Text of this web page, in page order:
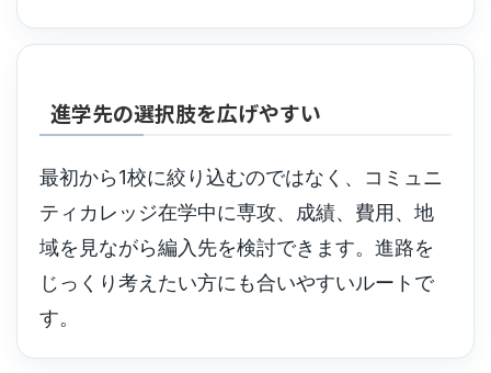
進学先の選択肢を広げやすい
最初から1校に絞り込むのではなく、コミュニ
ティカレッジ在学中に専攻、成績、費用、地
域を見ながら編入先を検討できます。進路を
じっくり考えたい方にも合いやすいルートで
す。